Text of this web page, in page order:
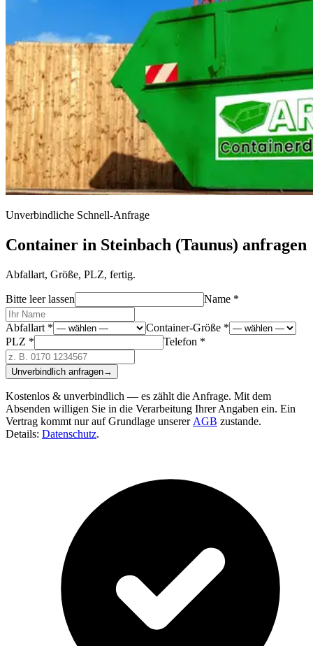
Unverbindliche Schnell-Anfrage
Container in Steinbach (Taunus) anfragen
Abfallart, Größe, PLZ, fertig.
Bitte leer lassen Name *
Abfallart *
Container-Größe *
PLZ *
Telefon *
Unverbindlich anfragen→
Kostenlos & unverbindlich — es zählt die Anfrage. Mit dem
Absenden willigen Sie in die Verarbeitung Ihrer Angaben ein. Ein
Vertrag kommt nur auf Grundlage unserer AGB zustande.
Details: Datenschutz.